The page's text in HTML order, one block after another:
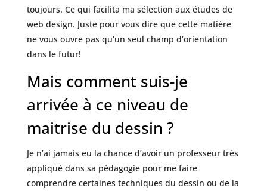
toujours. Ce qui facilita ma sélection aux études de
web design. Juste pour vous dire que cette matière
ne vous ouvre pas qu’un seul champ d’orientation
dans le futur!
Mais comment suis-je
arrivée à ce niveau de
maitrise du dessin ?
Je n’ai jamais eu la chance d’avoir un professeur très
appliqué dans sa pédagogie pour me faire
comprendre certaines techniques du dessin ou de la